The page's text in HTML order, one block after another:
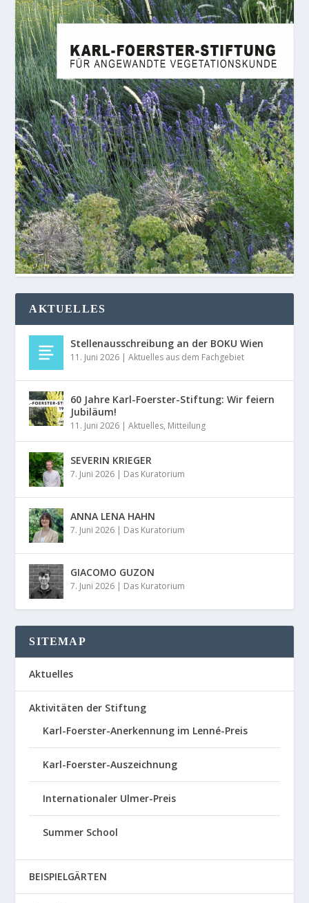
AKTUELLES
Stellenausschreibung an der BOKU Wien
11. Juni 2026 |Aktuelles aus dem Fachgebiet
60 Jahre Karl-Foerster-Stiftung: Wir feiern
Jubiläum!
11. Juni 2026 |Aktuelles, Mitteilung
SEVERIN KRIEGER
7. Juni 2026 | Das Kuratorium
ANNA LENA HAHN
7. Juni 2026 | Das Kuratorium
GIACOMO GUZON
7. Juni 2026 | Das Kuratorium
SITEMAP
Aktuelles
Aktivitäten der Stiftung
Karl-Foerster-Anerkennung im Lenné-Preis
Karl-Foerster-Auszeichnung
Internationaler Ulmer-Preis
Summer School
BEISPIELGÄRTEN